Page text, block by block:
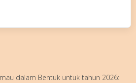
dalam Bentuk untuk tahun 2026: